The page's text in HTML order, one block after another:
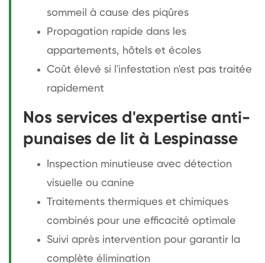
sommeil à cause des piqûres
Propagation rapide dans les
appartements, hôtels et écoles
Coût élevé si l'infestation n'est pas traitée
rapidement
Nos services d'expertise anti-
punaises de lit à Lespinasse
Inspection minutieuse avec détection
visuelle ou canine
Traitements thermiques et chimiques
combinés pour une efficacité optimale
Suivi après intervention pour garantir la
complète élimination